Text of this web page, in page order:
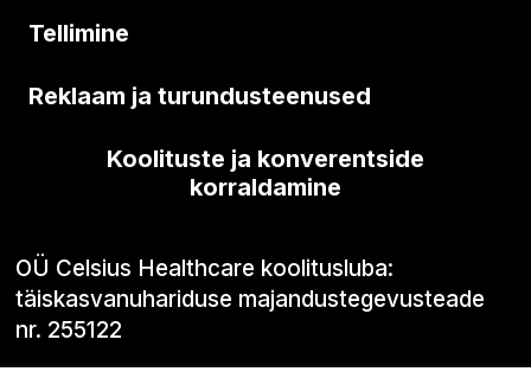
Tellimine
Reklaam ja turundusteenused
Koolituste ja konverentside
korraldamine
OÜ Celsius Healthcare koolitusluba:
täiskasvanuhariduse majandustegevusteade
nr. 255122